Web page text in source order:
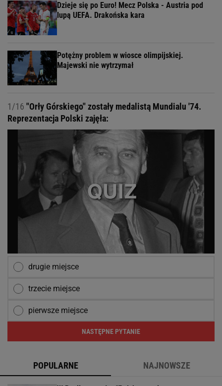
Dzieje się po Euro! Mecz Polska - Austria pod
lupą UEFA. Drakońska kara
Potężny problem w wiosce olimpijskiej.
Majewski nie wytrzymał
1/16 "Orły Górskiego" zostały medalistą Mundialu '74.
Reprezentacja Polski zajęła:
drugie miejsce
trzecie miejsce
pierwsze miejsce
NASTĘPNE PYTANIE
POPULARNE NAJNOWSZE